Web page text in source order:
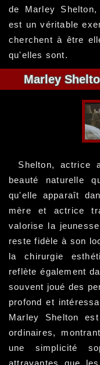
de Marley
est un véritable
cherchent à être
qu'elles sont.
Marley
Shelton, actrice
beauté naturelle
qu'elle apparaît
mère et actrice
valorise la
reste fidèle à son
la chirurgie
reflète également
souvent joué des
profond et
Marley Shelton
ordinaires,
une simplicité